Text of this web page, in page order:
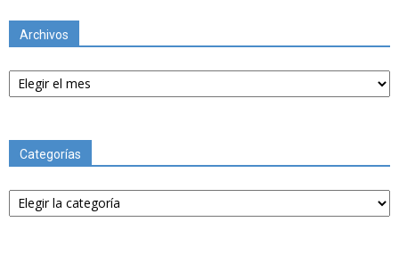
Archivos
Archivos
Categorías
Categorías